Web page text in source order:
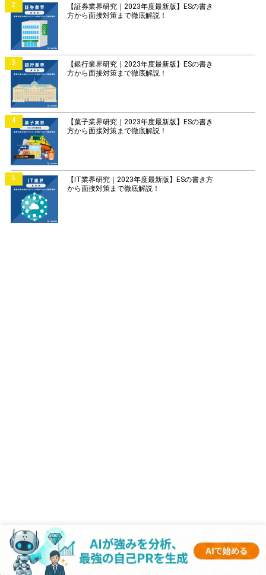
2
【証券業界研究｜2023年度最新版】ESの書き
方から面接対策まで徹底解説！
3
【銀行業界研究｜2023年度最新版】ESの書き
方から面接対策まで徹底解説！
4
【菓子業界研究｜2023年度最新版】ESの書き
方から面接対策まで徹底解説！
5
【IT業界研究｜2023年度最新版】ESの書き方
から面接対策まで徹底解説！